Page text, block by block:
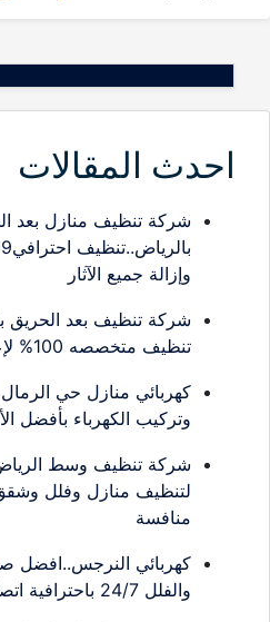
المقالات
شركة تنظيف منازل بعد الحريق
بالرياض..تنظيف
وإزالة جميع الآثار
شركة تنظيف بعد الحريق بالرياض
تنظيف متخصصه 100% لإعادة تأهيل المنازل
كهربائي منازل حي الرمال |
وتركيب الكهرباء بأفضل الأسعار
لتنظيف منازل وفلل وشقق
كهربائي النرجس..افضل صيانة